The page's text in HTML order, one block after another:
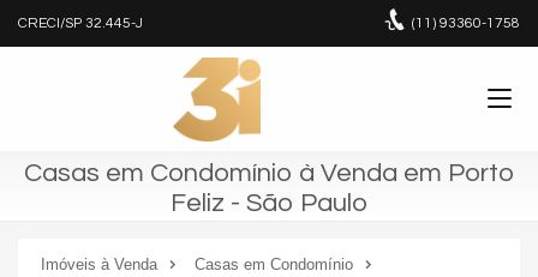
CRECI/SP 32.445-J (11) 93360-1758
Casas em Condomínio à Venda em Porto
Feliz - São Paulo
Imóveis à Venda
Casas em Condomínio